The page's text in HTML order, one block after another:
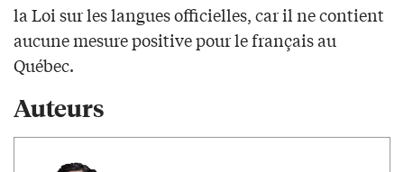
la Loi sur les langues officielles, car il ne contient
aucune mesure positive pour le français au
Québec.
Auteurs